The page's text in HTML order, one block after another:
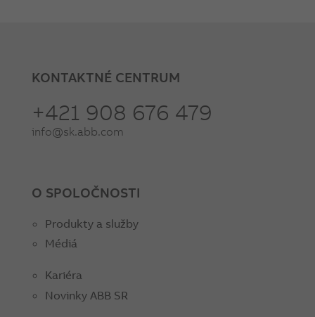
KONTAKTNÉ CENTRUM
+421 908 676 479
info@sk.abb.com
O SPOLOČNOSTI
Produkty a služby
Médiá
Kariéra
Novinky ABB SR